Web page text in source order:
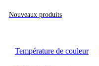
Nouveaux produits
Température de couleur